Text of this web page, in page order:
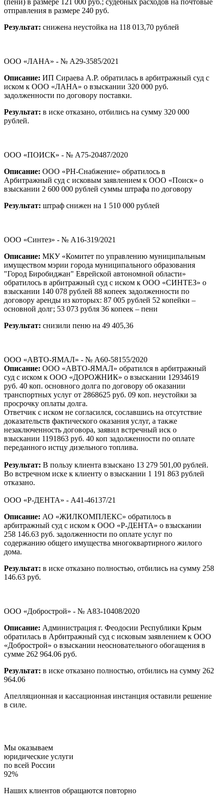
отправления в размере 240 руб.
Результат: снижена неустойка на 118 013,70 рублей
ООО «ЛАНА» - № А29-3585/2021
Описание: ИП Сираева А.Р. обратилась в арбитражный суд с
иском к ООО «ЛАНА» о взыскании 320 000 руб.
задолженности по договору поставки.
Результат: в иске отказано, отбились на сумму 320 000
рублей.
ООО «ПОИСК» - № А75-20487/2020
Описание: ООО «РН-Снабжение» обратилось в
Арбитражный суд с исковым заявлением к ООО «Поиск» о
взыскании 2 600 000 рублей суммы штрафа по договору
Результат: штраф снижен на 1 510 000 рублей
ООО «Синтез» - № А16-319/2021
Описание: МКУ «Комитет по управлению муниципальным
имуществом мэрии города муниципального образования
"Город Биробиджан" Еврейской автономной области»
обратилось в арбитражный суд с иском к ООО «СИНТЕЗ» о
взыскании 140 078 рублей 88 копеек задолженности по
договору аренды из которых: 87 005 рублей 52 копейки –
основной долг; 53 073 рубля 36 копеек – пени
Результат: снизили пеню на 49 405,36
ООО «АВТО-ЯМАЛ» - № А60-58155/2020
Описание: ООО «АВТО-ЯМАЛ» обратился в арбитражный
суд с иском к ООО «ДОРОЖНИК» о взыскании 12934619
руб. 40 коп. основного долга по договору об оказании
транспортных услуг от 2868625 руб. 09 коп. неустойки за
просрочку оплаты долга.
Ответчик с иском не согласился, сославшись на отсутствие
доказательств фактического оказания услуг, а также
незаключенность договора, заявил встречный иск о
взыскании 1191863 руб. 40 коп задолженности по оплате
переданного истцу дизельного топлива.
Результат: В пользу клиента взыскано 13 279 501,00 рублей.
Во встречном иске к клиенту о взыскании 1 191 863 рублей
отказано.
ООО «Р-ДЕНТА» - А41-46137/21
Описание: АО «ЖИЛКОМПЛЕКС» обратилось в
арбитражный суд с иском к ООО «Р-ДЕНТА» о взыскании
258 146.63 руб. задолженности по оплате услуг по
содержанию общего имущества многоквартирного жилого
дома.
Результат: в иске отказано полностью, отбились на сумму 258
146.63 руб.
ООО «Добрострой» - № А83-10408/2020
Описание: Администрация г. Феодосии Республики Крым
обратилась в Арбитражный суд с исковым заявлением к ООО
«Добрострой» о взыскании неосновательного обогащения в
сумме 262 964.06 руб.
Результат: в иске отказано полностью, отбились на сумму 262
964.06
Апелляционная и кассационная инстанция оставили решение
в силе.
Мы оказываем
юридические услуги
по всей России
92%
Наших клиентов обращаются повторно